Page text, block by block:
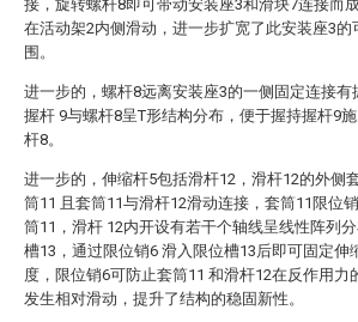
接，旋转螺杆8即可带动安装座3和滑块7连接而
在活动架2内侧滑动，进一步扩宽了此安装座3的
围。
进一步的，螺杆8远离安装座3的一侧固定连接有
握杆 9与螺杆8呈T形结构分布，便于握持握杆9
杆8。
进一步的，伸缩杆5包括滑杆12，滑杆12的外侧
筒11 且套筒11与滑杆12滑动连接，套筒11限位
筒11，滑杆 12内开设有若干个轴线呈线性阵列
槽13，通过限位销6 滑入限位槽13后即可固定伸
度，限位销6可防止套筒11 和滑杆12在反作用力
发生相对滑动，提升了结构的稳固新性。